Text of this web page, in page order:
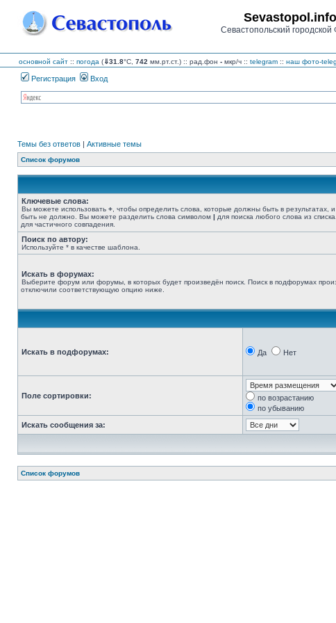
Sevastopol.info
Севастопольский
основной сайт :: погода (⇓31.8°C, 742 мм.рт.ст.) :: рад.фон - мкр/ч :: telegram :: наш фото-
Регистрация Вход
Темы без ответов | Активные темы
Список форумов
Ключевые слова:
Вы можете использовать + , чтобы определить слова, которые должны быть в результатах, и
быть не должно. Вы можете разделить слова символом | для поиска любого слова из
для частичного совпадения.
Поиск по автору:
Используйте * в качестве шаблона.
Искать в форумах:
Выберите форум или форумы, в которых будет произведён поиск. Поиск в подфорумах
отключили соответствующую опцию ниже.
Искать в подфорумах: Да Нет
Поле сортировки:
по возрастанию
по убыванию
Искать сообщения за:
Список форумов